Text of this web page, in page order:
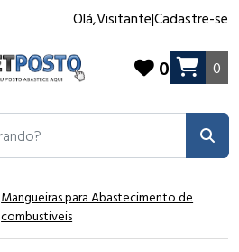
Olá,Visitante|Cadastre-se
0 0
Mangueiras para Abastecimento de
combustiveis